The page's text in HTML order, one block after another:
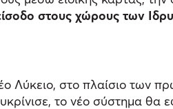
στους χώρους των
Λύκειο, στο πλαίσιο των
το νέο σύστημα θα